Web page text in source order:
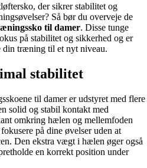
der sikrer stabilitet og
Så bør du overveje de
til damer. Disse tunge
på stabilitet og sikkerhed og er
din træning til et nyt niveau.
stabilitet
til damer er udstyret med flere
solid og stabil kontakt med
omkring hælen og mellemfoden
på dine øvelser uden at
Den ekstra vægt i hælen øger også
en korrekt position under